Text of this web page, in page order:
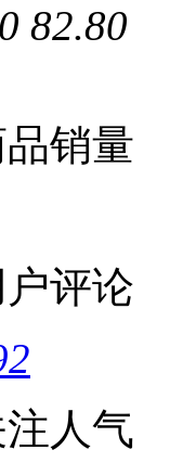
82.80
销量
户评论
注人气